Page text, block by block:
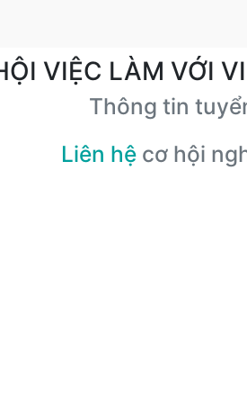
VIỆC LÀM VỚI
Thông tin
Liên hệ cơ hội